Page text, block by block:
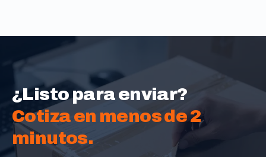
¿Listo para enviar?
Cotiza en menos de 2
minutos.